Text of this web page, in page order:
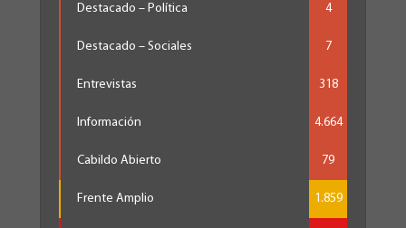
Destacado – Política 4
Destacado – Sociales 7
Entrevistas 318
Información 4.664
Cabildo Abierto 79
Frente Amplio 1.859